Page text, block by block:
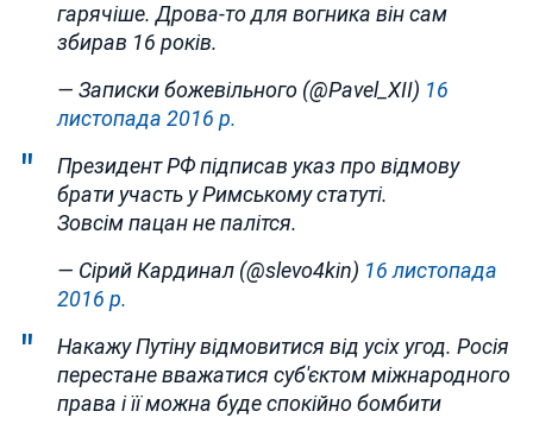
гарячіше. Дрова-то для вогника він сам
збирав 16 років.
— Записки божевільного (@Pavel_XII) 16
листопада 2016 р.
Президент РФ підписав указ про відмову
брати участь у Римському статуті.
Зовсім пацан не палітся.
— Сірий Кардинал (@slevo4kin) 16 листопада
2016 р.
Накажу Путіну відмовитися від усіх угод. Росія
перестане вважатися суб'єктом міжнародного
права і її можна буде спокійно бомбити